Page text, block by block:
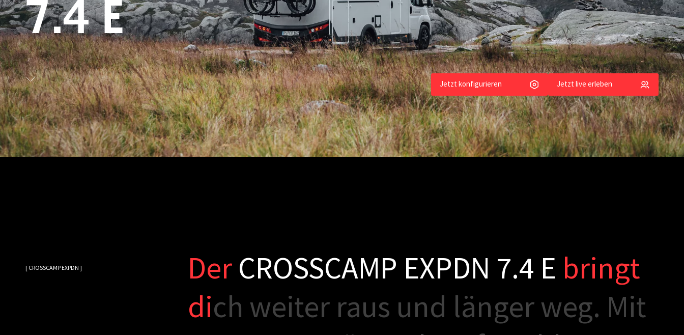
Alle Wohnmobile
7.4 E
Jetzt konfigurieren Jetzt live erleben
[ CROSSCAMP EXPDN ] Der CROSSCAMP EXPDN 7.4 E bringt
dich weiter raus und längerweg. Mit